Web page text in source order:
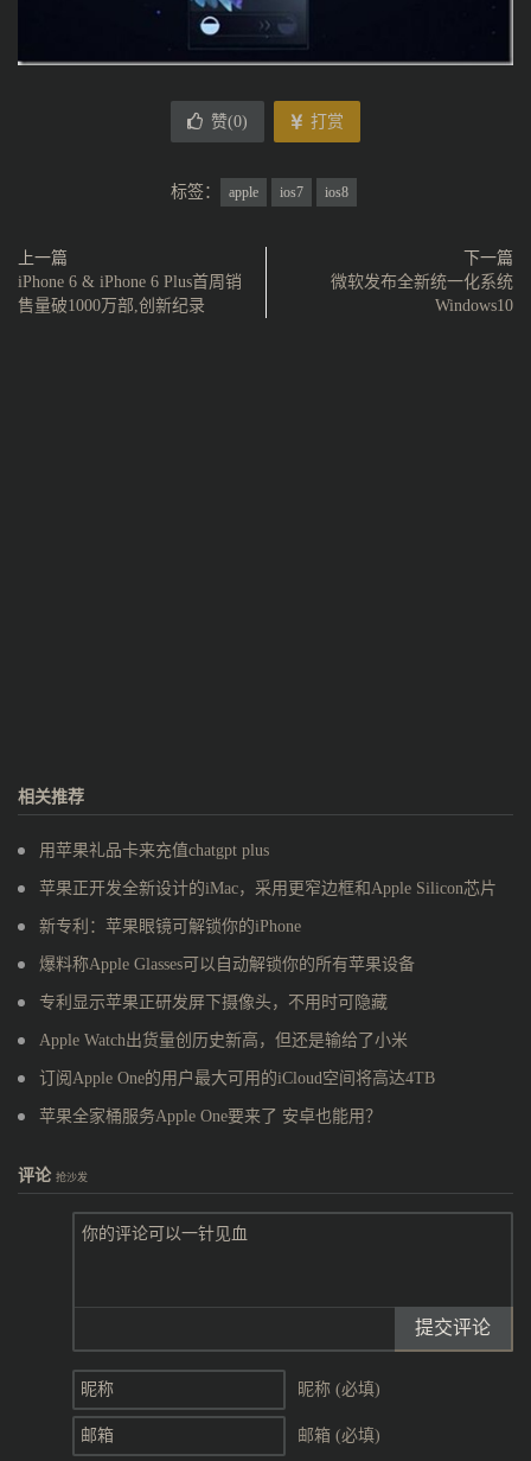
赞(0) 打赏
标签： apple ios7 ios8
上一篇
iPhone 6 & iPhone 6 Plus首周销
售量破1000万部,创新纪录
下一篇
微软发布全新统一化系统
Windows10
相关推荐
用苹果礼品卡来充值chatgpt plus
苹果正开发全新设计的iMac，采用更窄边框和Apple Silicon芯片
新专利：苹果眼镜可解锁你的iPhone
爆料称Apple Glasses可以自动解锁你的所有苹果设备
专利显示苹果正研发屏下摄像头，不用时可隐藏
Apple Watch出货量创历史新高，但还是输给了小米
订阅Apple One的用户最大可用的iCloud空间将高达4TB
苹果全家桶服务Apple One要来了 安卓也能用？
评论 抢沙发
提交评论
昵称 (必填)
邮箱 (必填)